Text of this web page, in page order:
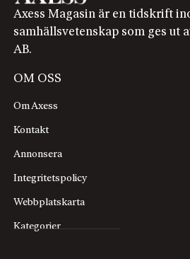
Axess Magasin är en tidskrift
samhällsvetenskap som ges ut
AB.
OM OSS
Om Axess
Kontakt
Annonsera
Integritetspolicy
Webbplatskarta
Kategorier